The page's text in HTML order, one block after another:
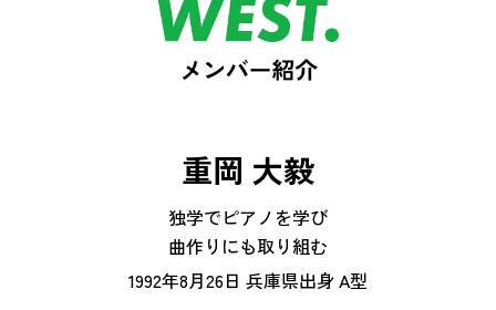
重岡 大毅
独学でピアノを学び
曲作りにも取り組む
1992年8月26日 兵庫県出身 A型